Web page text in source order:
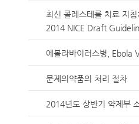
최신 콜레스테롤 치료 지
2014 NICE Draft
에볼라바이러스병, Ebola
문제의약품의 처리 절차
2014년도 상반기 약제부